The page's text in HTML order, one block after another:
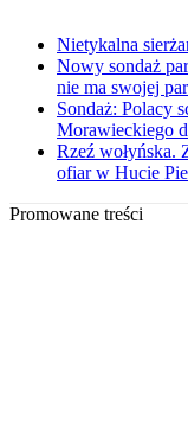
Nietykalna
Nowy sondaż
nie ma swojej
Sondaż: Polacy
Morawieckiego
Rzeź wołyńska.
ofiar w Hucie
Promowane treści